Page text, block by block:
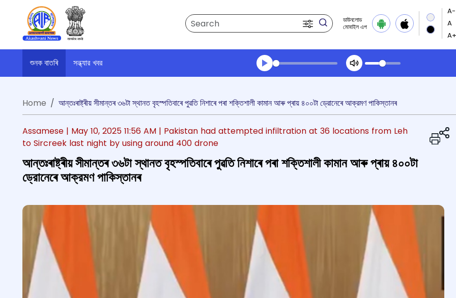
Search
ডাউনলোড
মোবাইল এপ
শুনক বাতৰি
সন্ধ্যার খবর
Transcript summary
Home
আন্তঃৰাষ্ট্ৰীয় সীমান্তৰ ৩৬টা স্থানত বৃহস্পতিবাৰে পুৱতি নিশাৰে পৰা শক্তিশালী কামান আৰু প্ৰায় ৪০০টা ড্রোনেৰে আক্রমণ পাকিস্তানৰ
Assamese | May 10, 2025 11:56 AM | Pakistan had attempted infiltration at 36 locations from Leh
to Sircreek last night by using around 400 drone
আন্তঃৰাষ্ট্ৰীয় সীমান্তৰ ৩৬টা স্থানত বৃহস্পতিবাৰে পুৱতি নিশাৰে পৰা শক্তিশালী কামান আৰু প্ৰায় ৪০০টা
ড্রোনেৰে আক্রমণ পাকিস্তানৰ